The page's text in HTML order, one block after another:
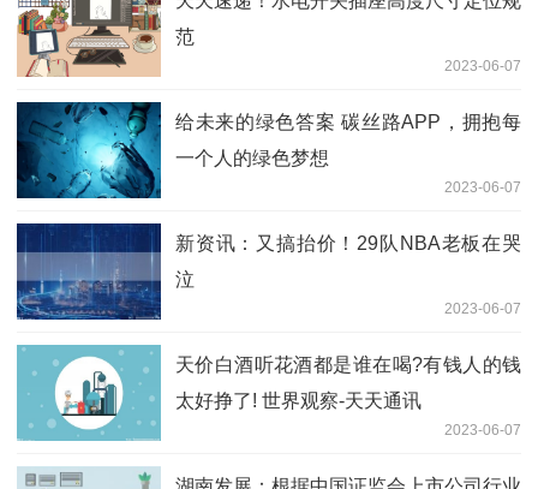
范
2023-06-07
给未来的绿色答案 碳丝路APP，拥抱每
一个人的绿色梦想
2023-06-07
新资讯：又搞抬价！29队NBA老板在哭
泣
2023-06-07
天价白酒听花酒都是谁在喝?有钱人的钱
太好挣了! 世界观察-天天通讯
2023-06-07